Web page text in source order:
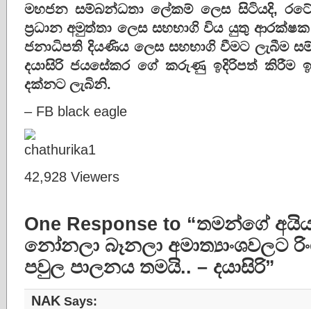
මහජන සම්බන්ධතා ලේකම් ලෙස සිටියදි, රටේ
ප්‍රධාන අමුත්තා ලෙස සහභාගි විය යුතු
ජනාධිපති දියණිය ලෙස සහභාගි වීමට ලැබීම
දයාසිරි ජයසේකර ගේ කරුණු ඉදිරිපත් කිරීම
දක්නට ලැබිනි.
– FB black eagle
42,928 Viewers
One Response to “තමන්ගේ
නෝනලා බෑනලා අමාත්‍යාංශවලට
පවුල පාලනය තමයි.. – දයාසිරි”
NAK Says: